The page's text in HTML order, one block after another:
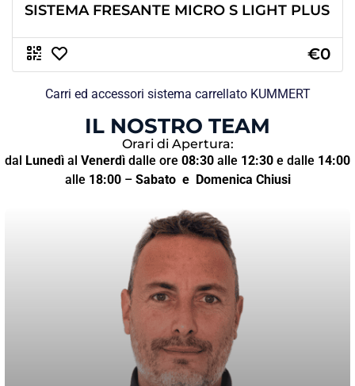
SISTEMA FRESANTE MICRO S LIGHT PLUS
€0
Carri ed accessori sistema carrellato KUMMERT
IL NOSTRO TEAM
Orari di Apertura:
dal Lunedì al Venerdì dalle ore 08:30 alle 12:30 e dalle 14:00
alle 18:00– Sabato e Domenica Chiusi